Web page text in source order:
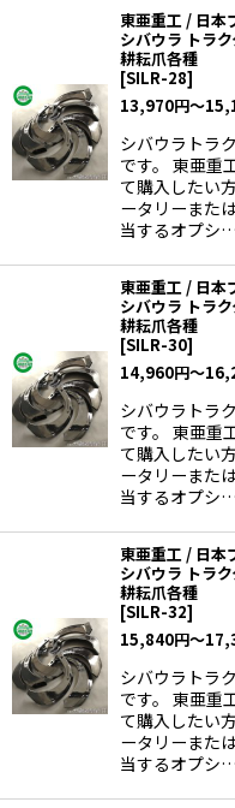
東亜重工 / 日本
シバウラ トラ
耕耘爪各種
[SILR-28]
13,970円～
シバウラトラ
です。 東亜重
て購入したい
ータリーまた
当するオプシ…
東亜重工 / 日本
シバウラ トラ
耕耘爪各種
[SILR-30]
14,960円～
シバウラトラ
です。 東亜重
て購入したい
ータリーまた
当するオプシ…
東亜重工 / 日本
シバウラ トラ
耕耘爪各種
[SILR-32]
15,840円～
シバウラトラ
です。 東亜重
て購入したい
ータリーまた
当するオプシ…